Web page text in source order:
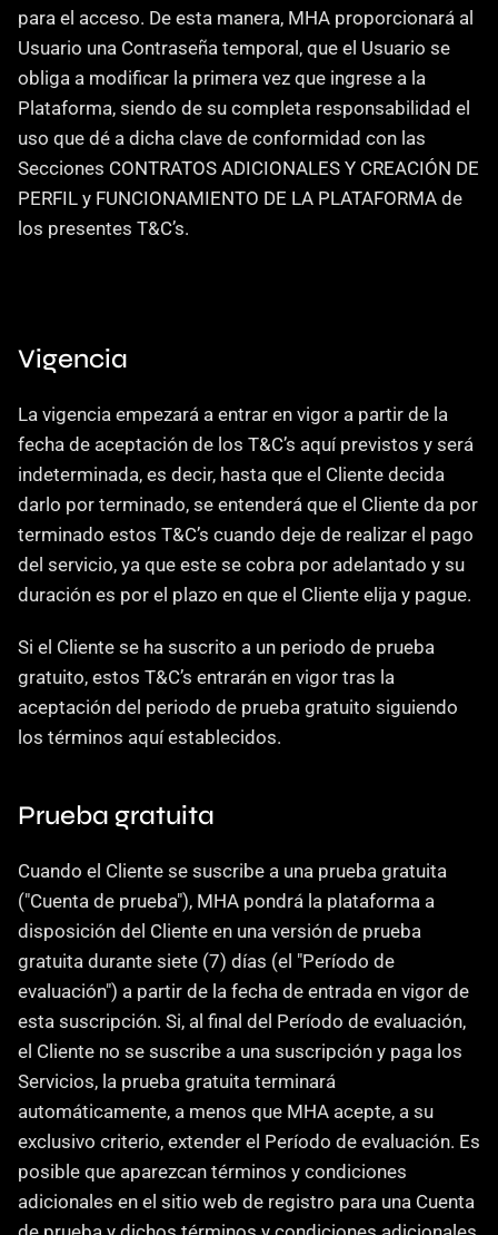
para el acceso. De esta manera, MHA proporcionará al
Usuario una Contraseña temporal, que el Usuario se
obliga a modificar la primera vez que ingrese a la
Plataforma, siendo de su completa responsabilidad el
uso que dé a dicha clave de conformidad con las
Secciones CONTRATOS ADICIONALES Y CREACIÓN DE
PERFIL y FUNCIONAMIENTO DE LA PLATAFORMA de
los presentes T&C’s.
Vigencia
La vigencia empezará a entrar en vigor a partir de la
fecha de aceptación de los T&C’s aquí previstos y será
indeterminada, es decir, hasta que el Cliente decida
darlo por terminado, se entenderá que el Cliente da por
terminado estos T&C’s cuando deje de realizar el pago
del servicio, ya que este se cobra por adelantado y su
duración es por el plazo en que el Cliente elija y pague.
Si el Cliente se ha suscrito a un periodo de prueba
gratuito, estos T&C’s entrarán en vigor tras la
aceptación del periodo de prueba gratuito siguiendo
los términos aquí establecidos.
Prueba gratuita
Cuando el Cliente se suscribe a una prueba gratuita
("Cuenta de prueba"), MHA pondrá la plataforma a
disposición del Cliente en una versión de prueba
gratuita durante siete (7) días (el "Período de
evaluación") a partir de la fecha de entrada en vigor de
esta suscripción. Si, al final del Período de evaluación,
el Cliente no se suscribe a una suscripción y paga los
Servicios, la prueba gratuita terminará
automáticamente, a menos que MHA acepte, a su
exclusivo criterio, extender el Período de evaluación. Es
posible que aparezcan términos y condiciones
adicionales en el sitio web de registro para una Cuenta